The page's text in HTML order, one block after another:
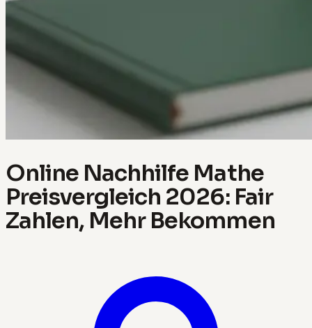
Online Nachhilfe Mathe
Preisvergleich 2026: Fair
Zahlen, Mehr Bekommen